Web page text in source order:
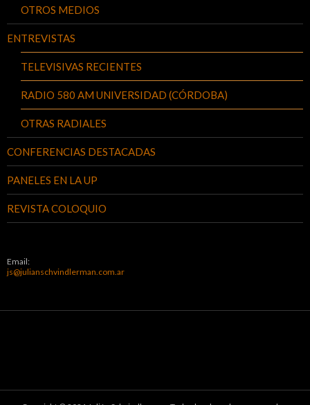
OTROS MEDIOS
ENTREVISTAS
TELEVISIVAS RECIENTES
RADIO 580 AM UNIVERSIDAD (CÓRDOBA)
OTRAS RADIALES
CONFERENCIAS DESTACADAS
PANELES EN LA UP
REVISTA COLOQUIO
Email:
js@julianschvindlerman.com.ar